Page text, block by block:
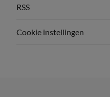
RSS
Cookie instellingen